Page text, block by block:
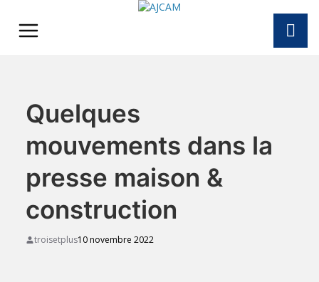
content
Quelques
mouvements dans la
presse maison &
construction
troisetplus10 novembre 2022